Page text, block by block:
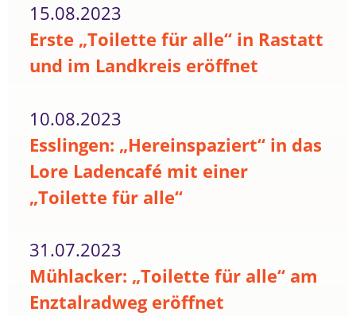
15.08.2023
Erste „Toilette für alle“ in Rastatt
und im Landkreis eröffnet
10.08.2023
Esslingen: „Hereinspaziert“ in das
Lore Ladencafé mit einer
„Toilette für alle“
31.07.2023
Mühlacker: „Toilette für alle“ am
Enztalradweg eröffnet